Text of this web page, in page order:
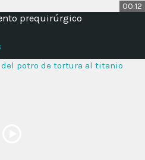
00:12
prequirúrgico